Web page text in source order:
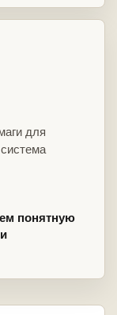
для
понятную